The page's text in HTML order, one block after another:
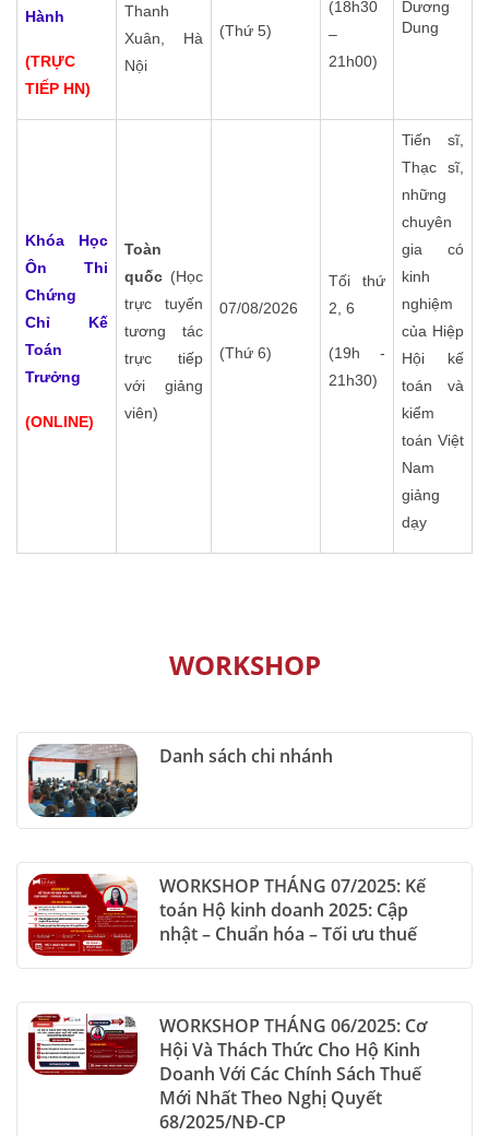
Hành
(TRỰC
TIẾP HN)
Thanh
Xuân, Hà
Nội
(Thứ 5)
(18h30
–
21h00)
Dương
Dung
Khóa Học
Ôn Thi
Chứng
Chỉ
Kế
Toán
Trưởng
(ONLINE)
Toàn
quốc (Học
trực tuyến
tương tác
trực tiếp
với giảng
viên)
07/08/2026
(Thứ 6)
Tối thứ
2, 6
(19h -
21h30)
Tiến sĩ,
Thạc sĩ,
những
chuyên
gia có
kinh
nghiệm
của Hiệp
Hội kế
toán và
kiểm
toán Việt
Nam
giảng
dạy
WORKSHOP
Danh sách chi nhánh
WORKSHOP THÁNG 07/2025: Kế
toán Hộ kinh doanh 2025: Cập
nhật – Chuẩn hóa – Tối ưu thuế
WORKSHOP THÁNG 06/2025: Cơ
Hội Và Thách Thức Cho Hộ Kinh
Doanh Với Các Chính Sách Thuế
Mới Nhất Theo Nghị Quyết
68/2025/NĐ-CP